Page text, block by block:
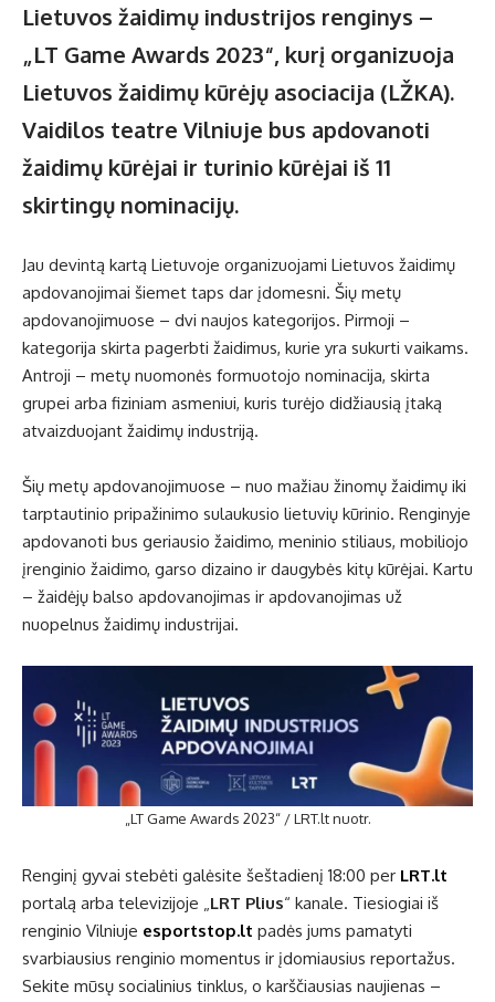
Lietuvos žaidimų industrijos renginys –
„LT Game Awards 2023“, kurį organizuoja
Lietuvos žaidimų kūrėjų asociacija (LŽKA).
Vaidilos teatre Vilniuje bus apdovanoti
žaidimų kūrėjai ir turinio kūrėjai iš 11
skirtingų nominacijų.
Jau devintą kartą Lietuvoje organizuojami Lietuvos žaidimų
apdovanojimai šiemet taps dar įdomesni. Šių metų
apdovanojimuose – dvi naujos kategorijos. Pirmoji –
kategorija skirta pagerbti žaidimus, kurie yra sukurti vaikams.
Antroji – metų nuomonės formuotojo nominacija, skirta
grupei arba fiziniam asmeniui, kuris turėjo didžiausią įtaką
atvaizduojant žaidimų industriją.
Šių metų apdovanojimuose – nuo mažiau žinomų žaidimų iki
tarptautinio pripažinimo sulaukusio lietuvių kūrinio. Renginyje
apdovanoti bus geriausio žaidimo, meninio stiliaus, mobiliojo
įrenginio žaidimo, garso dizaino ir daugybės kitų kūrėjai. Kartu
– žaidėjų balso apdovanojimas ir apdovanojimas už
nuopelnus žaidimų industrijai.
„LT Game Awards 2023“ / LRT.lt nuotr.
Renginį gyvai stebėti galėsite šeštadienį 18:00 per LRT.lt
portalą arba televizijoje „LRT Plius“ kanale. Tiesiogiai iš
renginio Vilniuje esportstop.lt padės jums pamatyti
svarbiausius renginio momentus ir įdomiausius reportažus.
Sekite mūsų socialinius tinklus, o karščiausias naujienas –